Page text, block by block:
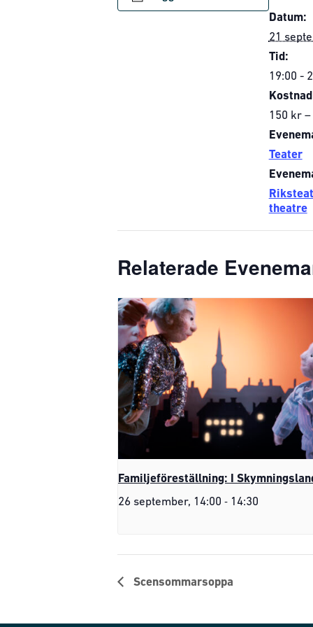
Datum:
21
Tid:
19:00 -
150 kr
Teater
theatre
Relaterade
Familjeföreställning: I
26 september, 14:00 - 14:30
Scensommarsoppa